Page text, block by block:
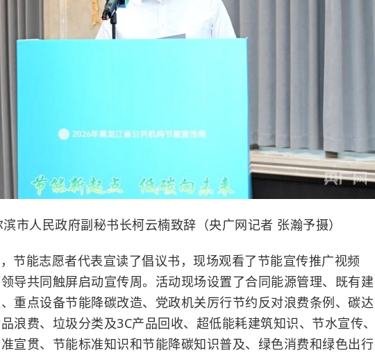
滨市人民政府副秘书长柯云楠致辞（央广网记者 张瀚予摄）
节能志愿者代表宣读了倡议书，现场观看了节能宣传推广视频
领导共同触屏启动宣传周。活动现场设置了合同能源管理、既有建
重点设备节能降碳改造、党政机关厉行节约反对浪费条例、碳达
浪费、垃圾分类及3C产品回收、超低能耗建筑知识、节水宣传、
宣贯、节能标准知识和节能降碳知识普及、绿色消费和绿色出行